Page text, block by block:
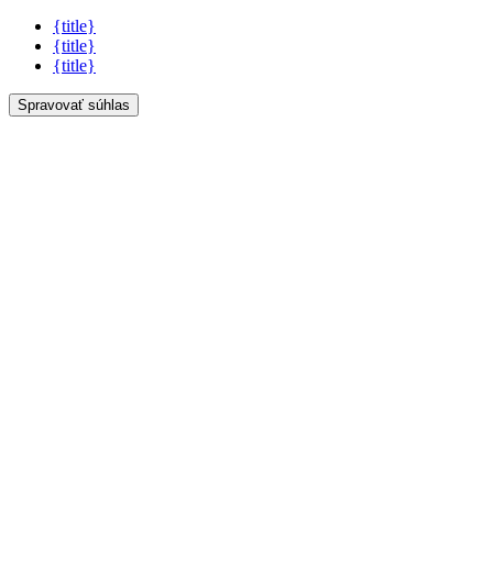
{title}
{title}
{title}
Spravovať súhlas